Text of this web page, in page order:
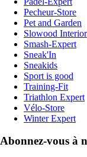
Pecheur-Store
Pet and Garden
Slowood Interior
Smash-Expert
Sneak'In
Sneakids
Sport is good
Training-Fit
Triathlon Expert
Vélo-Store
Winter Expert
Abonnez-vous à